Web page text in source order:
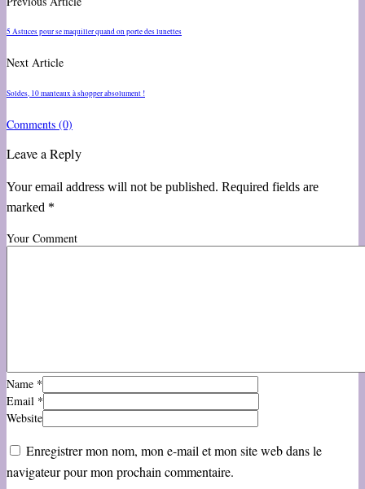
5 Astuces pour se maquiller quand on porte des lunettes
Next Article
Soldes, 10 manteaux à shopper absolument !
Comments (0)
Leave a Reply
Your email address will not be published. Required fields are
marked *
Your Comment
Name *
Email *
Website
Enregistrer mon nom, mon e-mail et mon site web dans le
navigateur pour mon prochain commentaire.